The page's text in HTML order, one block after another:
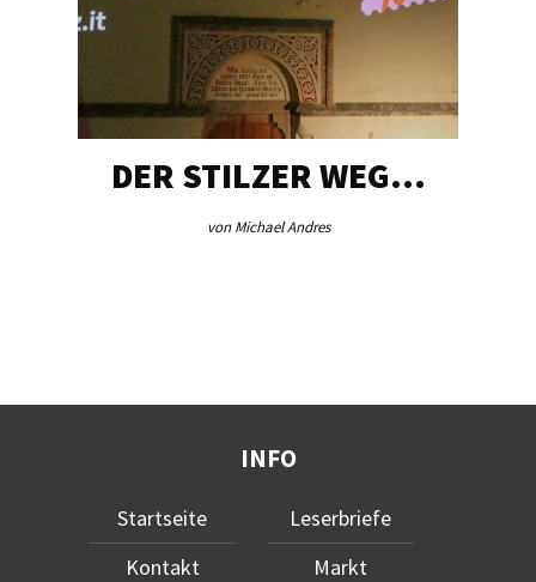
DER STILZER WEG…
von Michael Andres
INFO
Startseite
Kontakt
Leserbriefe
Markt